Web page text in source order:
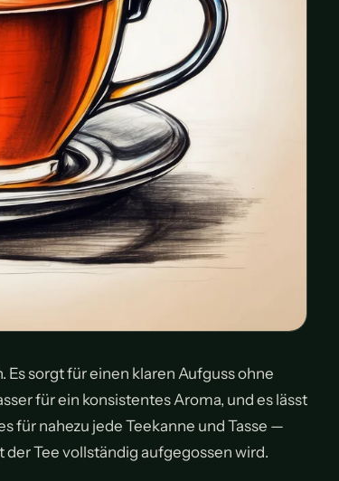
sorgt für einen klaren Aufguss ohne
für ein konsistentes Aroma, und es lässt
für nahezu jede Teekanne und Tasse —
der Tee vollständig aufgegossen wird.